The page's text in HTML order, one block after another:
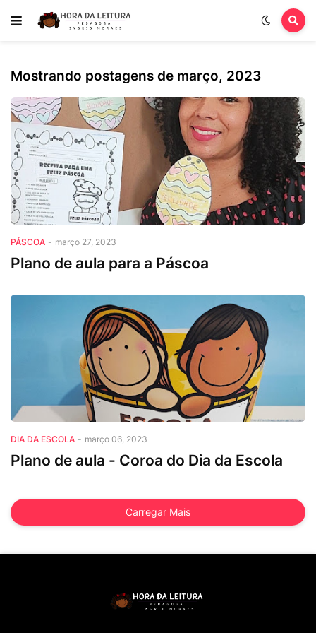
Mostrando postagens de março, 2023
PÁSCOA - março 27, 2023
Plano de aula para a Páscoa
DIA DA ESCOLA - março 06, 2023
Plano de aula - Coroa do Dia da Escola
Carregar Mais